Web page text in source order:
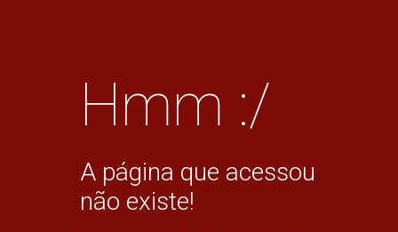
Hmm :/
A página que acessou
não existe!